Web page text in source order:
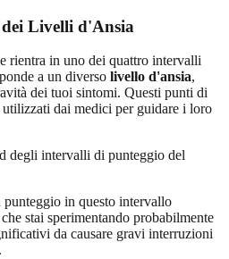
Livelli d'Ansia
rientra in uno dei quattro intervalli
a un diverso livello d'ansia,
dei tuoi sintomi. Questi punti di
dai medici per guidare i loro
degli intervalli di punteggio del
punteggio in questo intervallo
stai sperimentando probabilmente
da causare gravi interruzioni